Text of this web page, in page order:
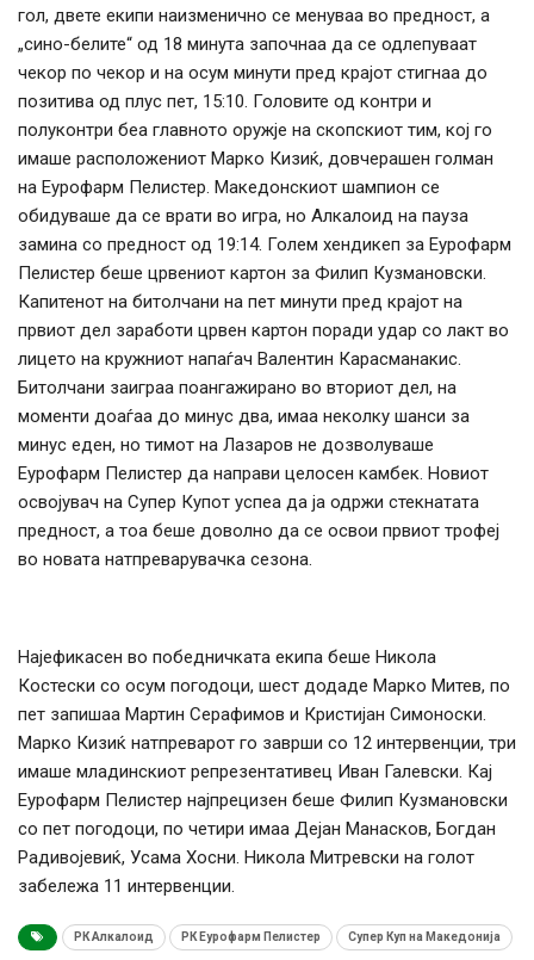
гол, двете екипи наизменично се менуваа во предност, а
„сино-белите“ од 18 минута започнаа да се одлепуваат
чекор по чекор и на осум минути пред крајот стигнаа до
позитива од плус пет, 15:10. Головите од контри и
полуконтри беа главното оружје на скопскиот тим, кој го
имаше расположениот Марко Кизиќ, довчерашен голман
на Еурофарм Пелистер. Македонскиот шампион се
обидуваше да се врати во игра, но Алкалоид на пауза
замина со предност од 19:14. Голем хендикеп за Еурофарм
Пелистер беше црвениот картон за Филип Кузмановски.
Капитенот на битолчани на пет минути пред крајот на
првиот дел заработи црвен картон поради удар со лакт во
лицето на кружниот напаѓач Валентин Карасманакис.
Битолчани заиграа поангажирано во вториот дел, на
моменти доаѓаа до минус два, имаа неколку шанси за
минус еден, но тимот на Лазаров не дозволуваше
Еурофарм Пелистер да направи целосен камбек. Новиот
освојувач на Супер Купот успеа да ја одржи стекнатата
предност, а тоа беше доволно да се освои првиот трофеј
во новата натпреварувачка сезона.
Најефикасен во победничката екипа беше Никола
Костески со осум погодоци, шест додаде Марко Митев, по
пет запишаа Мартин Серафимов и Кристијан Симоноски.
Марко Кизиќ натпреварот го заврши со 12 интервенции, три
имаше младинскиот репрезентативец Иван Галевски. Кај
Еурофарм Пелистер најпрецизен беше Филип Кузмановски
со пет погодоци, по четири имаа Дејан Манасков, Богдан
Радивојевиќ, Усама Хосни. Никола Митревски на голот
забележа 11 интервенции.
РК Алкалоид РК Еурофарм Пелистер Супер Куп на Македонија